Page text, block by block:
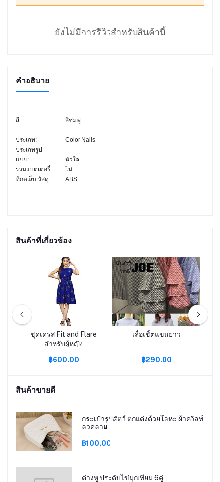
ยังไม่มีการรีวิวสำหรับสินค้านี้
คำอธิบาย
สี: สีชมพู
ประเภท:
Color Nails
ประเภทรูป
แบบ:
หัวใจ
รวมแบตเตอรี่:
ไม่
ที่กดเล็บ วัสดุ:
ABS
สินค้าที่เกี่ยวข้อง
ชุดเดรส Fit and Flare
สำหรับผู้หญิง
฿600.00
เสื้อเชิ้ตแขนยาว
฿290.00
สินค้าขายดี
กระเป๋ารูปสัตว์ ตกแต่งด้วยโลหะ ผ้าควิลท์
ลวดลาย
฿100.00
ต่างหู ประดับไข่มุกเทียม 6คู่